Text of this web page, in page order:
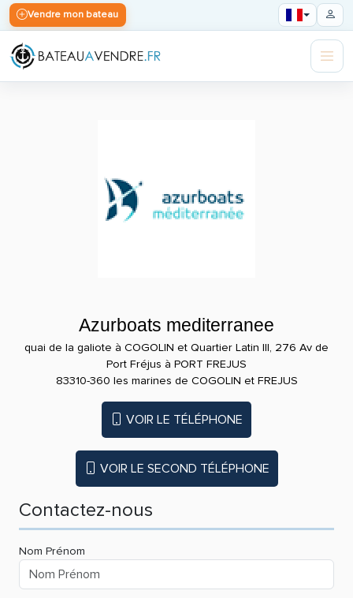
Vendre mon bateau
Azurboats mediterranee
quai de la galiote à COGOLIN et Quartier Latin III, 276 Av de
Port Fréjus à PORT FREJUS
83310-360 les marines de COGOLIN et FREJUS
VOIR LE TÉLÉPHONE
VOIR LE SECOND TÉLÉPHONE
Contactez-nous
Nom Prénom